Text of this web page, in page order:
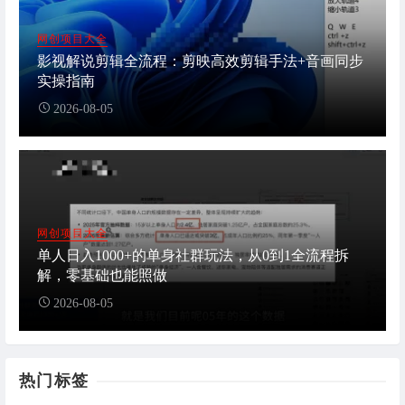
网创项目大全
影视解说剪辑全流程：剪映高效剪辑手法+音画同步
实操指南
2026-08-05
网创项目大全
单人日入1000+的单身社群玩法，从0到1全流程拆
解，零基础也能照做
2026-08-05
热门标签